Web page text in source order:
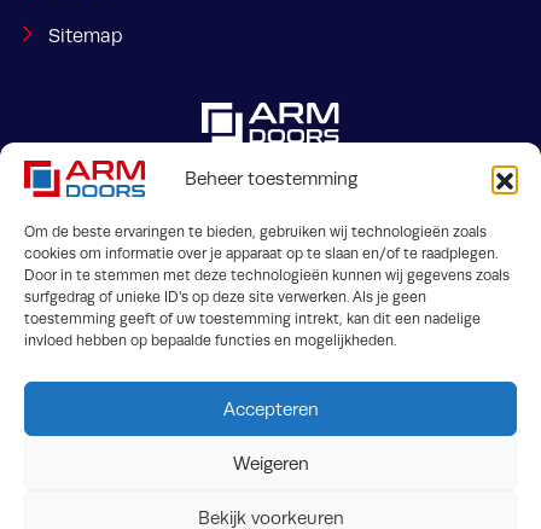
Beheer toestemming
Om de beste ervaringen te bieden, gebruiken wij technologieën zoals
cookies om informatie over je apparaat op te slaan en/of te raadplegen.
Door in te stemmen met deze technologieën kunnen wij gegevens zoals
surfgedrag of unieke ID's op deze site verwerken. Als je geen
toestemming geeft of uw toestemming intrekt, kan dit een nadelige
invloed hebben op bepaalde functies en mogelijkheden.
Accepteren
Weigeren
Bekijk voorkeuren
Sitemap
Jaargetijdenweg 2
7532 SX Enschede
+31 53 7400 143
info@armdoors.nl